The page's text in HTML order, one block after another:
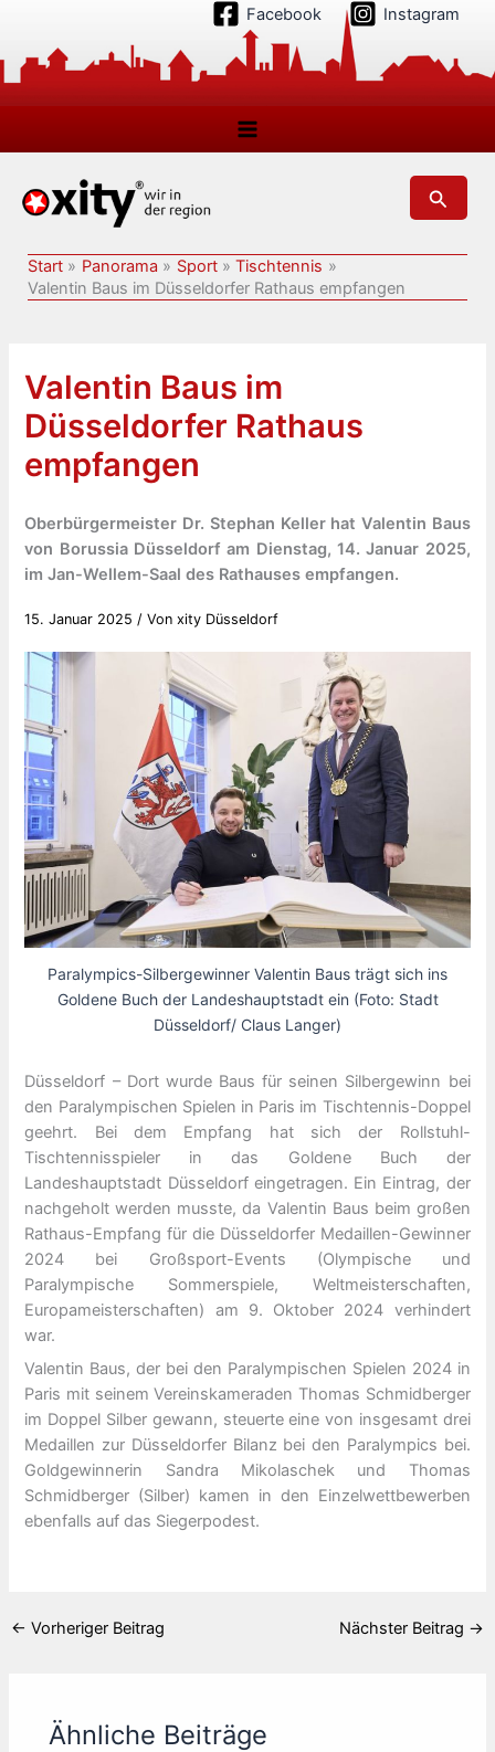
springen
Facebook Instagram
Suchen
Start Panorama Sport
Tischtennis
Valentin Baus im Düsseldorfer Rathaus empfangen
Valentin Baus im
Düsseldorfer Rathaus
empfangen
Oberbürgermeister Dr. Stephan Keller hat Valentin Baus
von Borussia Düsseldorf am Dienstag, 14. Januar 2025,
im Jan-Wellem-Saal des Rathauses empfangen.
15. Januar 2025 / Vonxity Düsseldorf
Paralympics-Silbergewinner Valentin Baus trägt sich ins
Goldene Buch der Landeshauptstadt ein (Foto: Stadt
Düsseldorf/ Claus Langer)
Düsseldorf – Dort wurde Baus für seinen Silbergewinn bei
den Paralympischen Spielen in Paris im Tischtennis-Doppel
geehrt. Bei dem Empfang hat sich der Rollstuhl-
Tischtennisspieler in das Goldene Buch der
Landeshauptstadt Düsseldorf eingetragen. Ein Eintrag, der
nachgeholt werden musste, da Valentin Baus beim großen
Rathaus-Empfang für die Düsseldorfer Medaillen-Gewinner
2024 bei Großsport-Events (Olympische und
Paralympische Sommerspiele, Weltmeisterschaften,
Europameisterschaften) am 9. Oktober 2024 verhindert
war.
Valentin Baus, der bei den Paralympischen Spielen 2024 in
Paris mit seinem Vereinskameraden Thomas Schmidberger
im Doppel Silber gewann, steuerte eine von insgesamt drei
Medaillen zur Düsseldorfer Bilanz bei den Paralympics bei.
Goldgewinnerin Sandra Mikolaschek und Thomas
Schmidberger (Silber) kamen in den Einzelwettbewerben
ebenfalls auf das Siegerpodest.
← Vorheriger Beitrag Nächster Beitrag →
Ähnliche Beiträge